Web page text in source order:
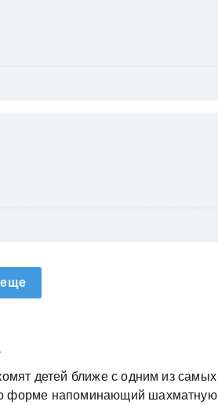
еще
детей ближе с одним из самых
форме напоминающий шахматную